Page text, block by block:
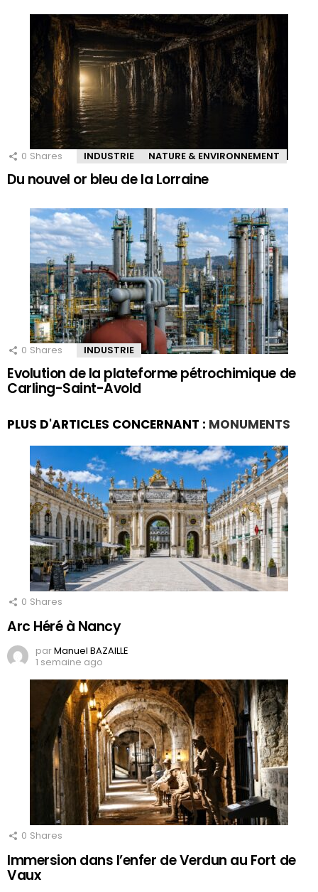
0 Shares INDUSTRIE NATURE & ENVIRONNEMENT
Du nouvel or bleu de la Lorraine
0 Shares INDUSTRIE
Evolution de la plateforme pétrochimique de
Carling-Saint-Avold
PLUS D'ARTICLES CONCERNANT : MONUMENTS
0 Shares
Arc Héré à Nancy
parManuel BAZAILLE
1 semaine ago
0 Shares
Immersion dans l’enfer de Verdun au Fort de
Vaux